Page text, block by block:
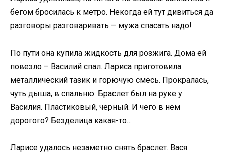
бегом бросилась к метро. Некогда ей тут дивиться да
разговоры разговаривать – мужа спасать надо!
По пути она купила жидкость для розжига. Дома ей
повезло – Василий спал. Лариса приготовила
металлический тазик и горючую смесь. Прокралась,
чуть дыша, в спальню. Браслет был на руке у
Василия. Пластиковый, черный. И чего в нём
дорогого? Безделица какая-то…
Ларисе удалось незаметно снять браслет. Вася